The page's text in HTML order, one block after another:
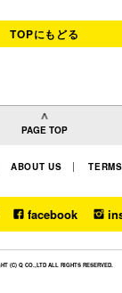
TOPにもどる
PAGE TOP
ABOUT US TERMS
facebook
(C) Q CO.,LTD ALL RIGHTS RESERVED.